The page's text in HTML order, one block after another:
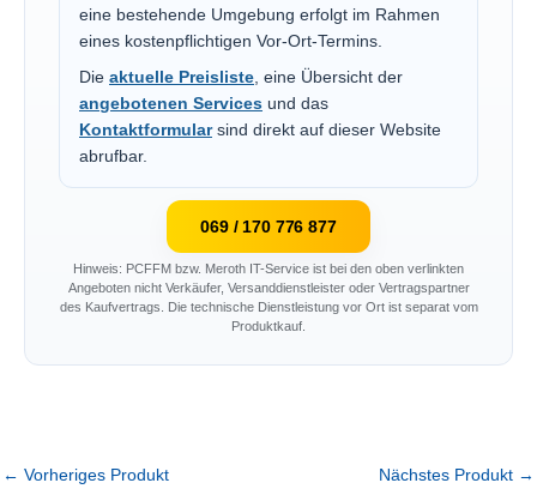
eine bestehende Umgebung erfolgt im Rahmen
eines kostenpflichtigen Vor-Ort-Termins.
Die aktuelle Preisliste, eine Übersicht der
angebotenen Services und das
Kontaktformularsind direkt auf dieser Website
abrufbar.
069 / 170 776 877
Hinweis: PCFFM bzw. Meroth IT-Service ist bei den oben verlinkten
Angeboten nicht Verkäufer, Versanddienstleister oder Vertragspartner
des Kaufvertrags. Die technische Dienstleistung vor Ort ist separat vom
Produktkauf.
← Vorheriges Produkt Nächstes Produkt →